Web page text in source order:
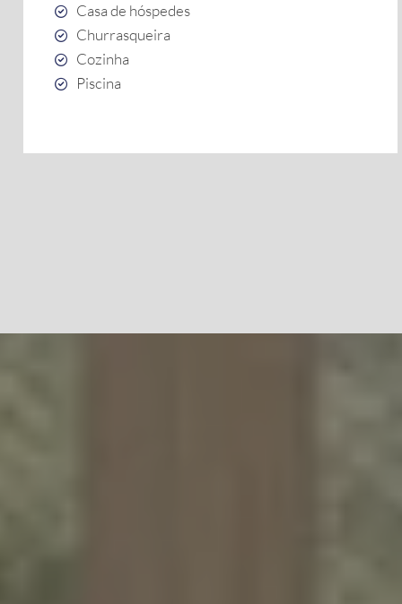
Casa de hóspedes
Churrasqueira
Cozinha
Piscina